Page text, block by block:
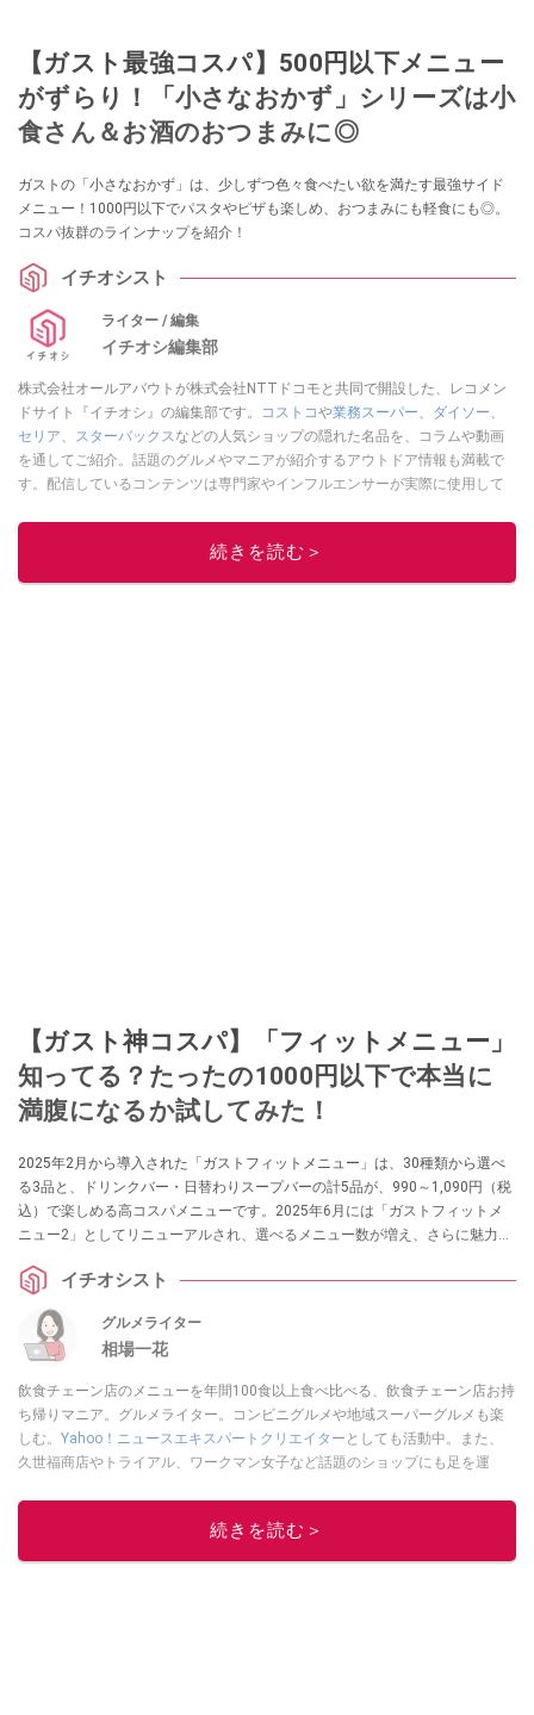
【ガスト最強コスパ】500円以下メニュー
がずらり！「小さなおかず」シリーズは小
食さん＆お酒のおつまみに◎
ガストの「小さなおかず」は、少しずつ色々食べたい欲を満たす最強サイド
メニュー！1000円以下でパスタやピザも楽しめ、おつまみにも軽食にも◎。
コスパ抜群のラインナップを紹介！
イチオシスト
ライター / 編集
イチオシ編集部
株式会社オールアバウトが株式会社NTTドコモと共同で開設した、レコメン
ドサイト『イチオシ』の編集部です。
コストコや業務スーパー、 ダイソー、
セリア、 スターバックスなどの人気ショップの隠れた名品を、コラムや動画
を通してご紹介。話題のグルメやマニアが紹介するアウトドア情報も満載で
す。配信しているコンテンツは専門家やインフルエンサーが実際に使用して
ニュースでフォロー
続きを読む＞
【ガスト神コスパ】「フィットメニュー」
知ってる？たったの1000円以下で本当に
満腹になるか試してみた！
2025年2月から導入された「ガストフィットメニュー」は、30種類から選べ
る3品と、ドリンクバー・日替わりスープバーの計5品が、990～1,090円（税
込）で楽しめる高コスパメニューです。2025年6月には「ガストフィットメ
ニュー2」としてリニューアルされ、選べるメニュー数が増え、さらに魅力的
よいのか、さっそくチェックしてみましょう。
イチオシスト
グルメライター
相場一花
飲食チェーン店のメニューを年間100食以上食べ比べる、飲食チェーン店お持
ち帰りマニア。グルメライター。コンビニグルメや地域スーパーグルメも楽
しむ。 Yahoo！ニュースエキスパートクリエイター としても活動中。また、
久世福商店やトライアル、ワークマン女子など話題のショップにも足を運
「週刊プレイボーイ」、宝島社「おいしい！ シャトレーゼBOOK」などでグ
ルメライター、食の専門家として出演実績あり。
続きを読む＞